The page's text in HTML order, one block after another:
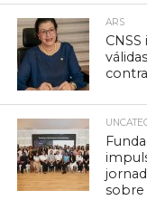
ARS
sobre